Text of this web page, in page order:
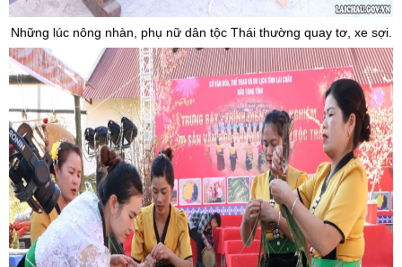
Những lúc nông nhàn, phụ nữ dân tộc Thái thường quay tơ, xe sợi.